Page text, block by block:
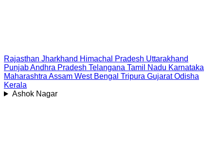
Rajasthan Jharkhand Himachal Pradesh Uttarakhand
PunjabAndhra Pradesh Telangana Tamil Nadu Karnataka
Maharashtra Assam West Bengal Tripura Gujarat Odisha
Kerala
Ashok Nagar